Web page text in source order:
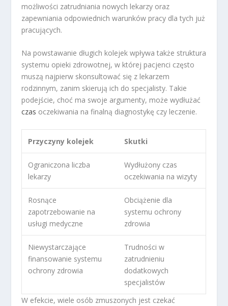
możliwości zatrudniania nowych lekarzy oraz
zapewniania odpowiednich warunków pracy dla tych już
pracujących.
Na powstawanie długich kolejek wpływa także struktura
systemu opieki zdrowotnej, w której pacjenci często
muszą najpierw skonsultować się z lekarzem
rodzinnym, zanim skierują ich do specjalisty. Takie
podejście, choć ma swoje argumenty, może wydłużać
czas oczekiwania na finalną diagnostykę czy leczenie.
Przyczyny kolejek Skutki
Ograniczona liczba
lekarzy
Wydłużony czas
oczekiwania na wizyty
Rosnące
zapotrzebowanie na
usługi medyczne
Obciążenie dla
systemu ochrony
zdrowia
Niewystarczające
finansowanie systemu
ochrony zdrowia
Trudności w
zatrudnieniu
dodatkowych
specjalistów
W efekcie, wiele osób zmuszonych jest czekać